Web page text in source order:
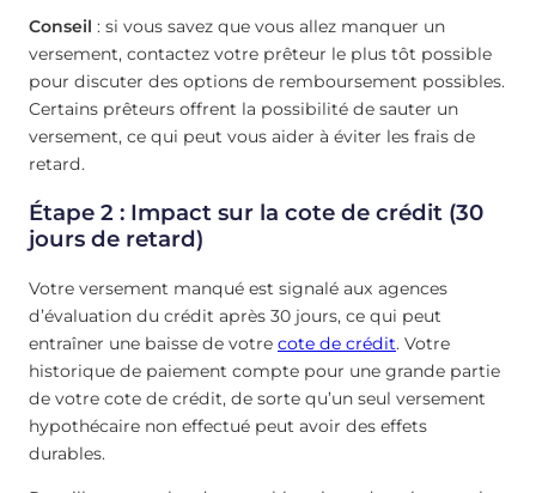
Conseil : si vous savez que vous allez manquer un
versement, contactez votre prêteur le plus tôt possible
pour discuter des options de remboursement possibles.
Certains prêteurs offrent la possibilité de sauter un
versement, ce qui peut vous aider à éviter les frais de
retard.
Étape 2 : Impact sur la cote de crédit (30
jours de retard)
Votre versement manqué est signalé aux agences
d’évaluation du crédit après 30 jours, ce qui peut
entraîner une baisse de votre cote de crédit. Votre
historique de paiement compte pour une grande partie
de votre cote de crédit, de sorte qu’un seul versement
hypothécaire non effectué peut avoir des effets
durables.